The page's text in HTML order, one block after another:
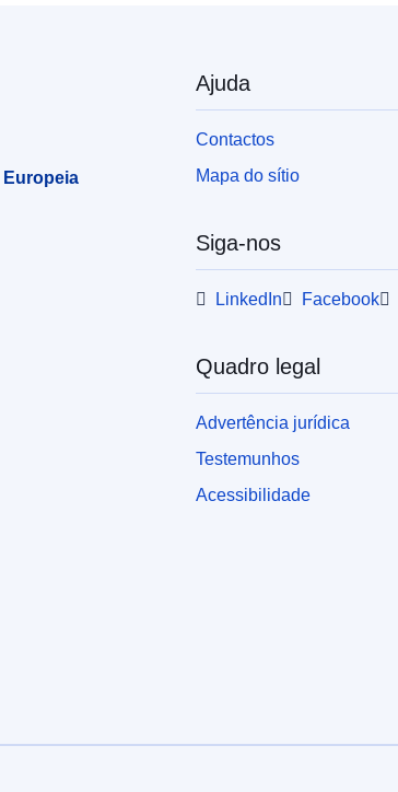
Europeia Ajuda
Contactos
Mapa do sítio
Siga-nos
LinkedIn Facebook
Quadro legal
Advertência jurídica
Testemunhos
Acessibilidade